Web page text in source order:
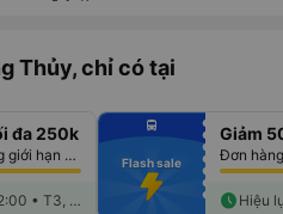
Thủy, chỉ có tại
đa 250k
Đơn hàng không giới hạn số lượng vé
Hiệu lực từ 12:00 • T3, 11/08
fiber_manual_record
fiber_manual_record
fiber_manual_record
fiber_manual_record
fiber_manual_record
fiber_manual_record
fiber_manual_record
directions_bus
Flash sale
Giảm
schedule